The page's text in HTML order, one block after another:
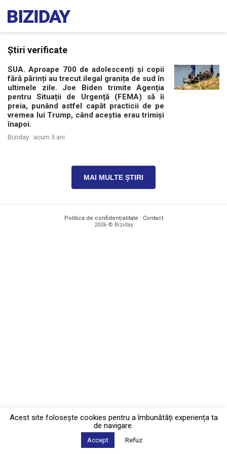
Știri verificate
SUA. Aproape 700 de adolescenți și copii
fără părinți au trecut ilegal granița de sud în
ultimele zile. Joe Biden trimite Agenția
pentru Situații de Urgență (FEMA) să îi
preia, punând astfel capăt practicii de pe
vremea lui Trump, când aceștia erau trimiși
înapoi.
Biziday · acum 5 ani
MAI MULTE ȘTIRI
Politica de confidențialitate · Contact
2026 © Biziday
Acest site foloseşte cookies pentru a îmbunătăți experiența ta
de navigare.
Accept Refuz